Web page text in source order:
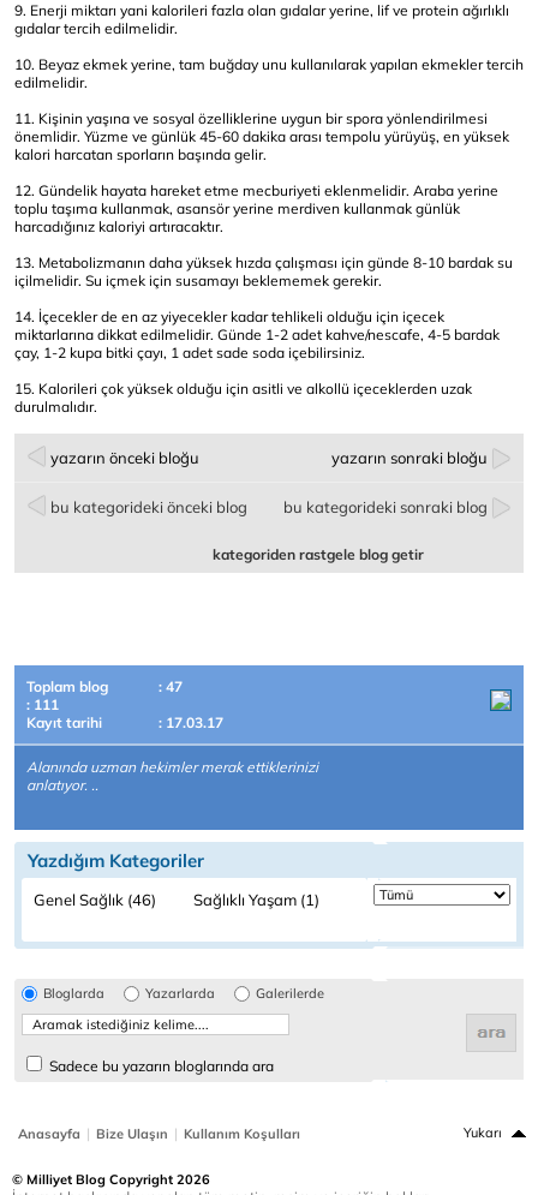
9. Enerji miktarı yani kalorileri fazla olan gıdalar yerine, lif ve protein ağırlıklı
gıdalar tercih edilmelidir.
10. Beyaz ekmek yerine, tam buğday unu kullanılarak yapılan ekmekler tercih
edilmelidir.
11. Kişinin yaşına ve sosyal özelliklerine uygun bir spora yönlendirilmesi
önemlidir. Yüzme ve günlük 45-60 dakika arası tempolu yürüyüş, en yüksek
kalori harcatan sporların başında gelir.
12. Gündelik hayata hareket etme mecburiyeti eklenmelidir. Araba yerine
toplu taşıma kullanmak, asansör yerine merdiven kullanmak günlük
harcadığınız kaloriyi artıracaktır.
13. Metabolizmanın daha yüksek hızda çalışması için günde 8-10 bardak su
içilmelidir. Su içmek için susamayı beklememek gerekir.
14. İçecekler de en az yiyecekler kadar tehlikeli olduğu için içecek
miktarlarına dikkat edilmelidir. Günde 1-2 adet kahve/nescafe, 4-5 bardak
çay, 1-2 kupa bitki çayı, 1 adet sade soda içebilirsiniz.
15. Kalorileri çok yüksek olduğu için asitli ve alkollü içeceklerden uzak
durulmalıdır.
yazarın önceki bloğu yazarın sonraki bloğu
bu kategorideki önceki blog bu kategorideki sonraki blog
kategoriden rastgele blog getir
Toplam blog
: 47
: 111
Kayıt tarihi
: 17.03.17
Alanında uzman hekimler merak ettiklerinizi
anlatıyor. ..
Yazdığım Kategoriler
Genel Sağlık (46) Sağlıklı Yaşam (1)
Bloglarda Yazarlarda Galerilerde
Sadece bu yazarın bloglarında ara
Anasayfa | Bize Ulaşın | Kullanım Koşulları Yukarı
© Milliyet Blog Copyright 2026